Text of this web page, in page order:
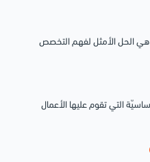
هي الحل الأمثل لفهم التخصص
التي تقوم عليها الأعمال